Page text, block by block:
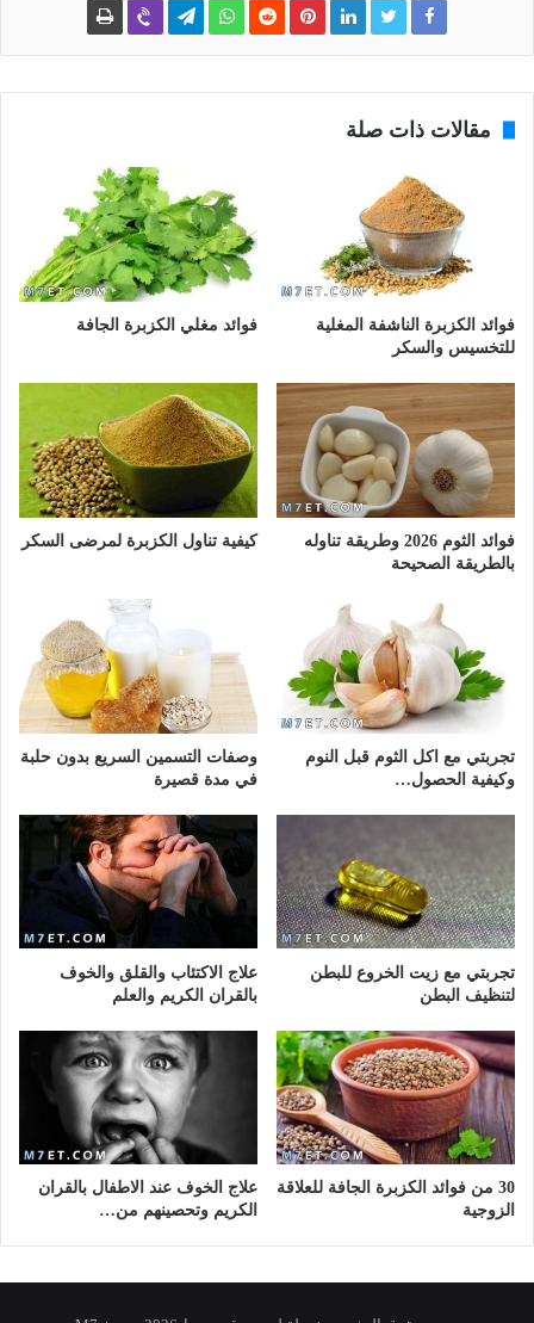
مقالات ذات صلة
فوائد الكزبرة الناشفة المغلية
للتخسيس والسكر
فوائد مغلي الكزبرة الجافة
فوائد الثوم 2026 وطريقة تناوله
بالطريقة الصحيحة
كيفية تناول الكزبرة لمرضى السكر
تجربتي مع اكل الثوم قبل النوم
وكيفية الحصول…
وصفات التسمين السريع بدون حلبة
في مدة قصيرة
تجربتي مع زيت الخروع للبطن
لتنظيف البطن
علاج الاكتئاب والقلق والخوف
بالقران الكريم والعلم
30 من فوائد الكزبرة الجافة للعلاقة
الزوجية
علاج الخوف عند الاطفال بالقران
الكريم وتحصينهم من…